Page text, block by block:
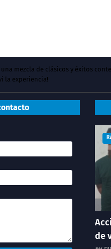
una mezcla de clásicos y éxitos
la experiencia!
de